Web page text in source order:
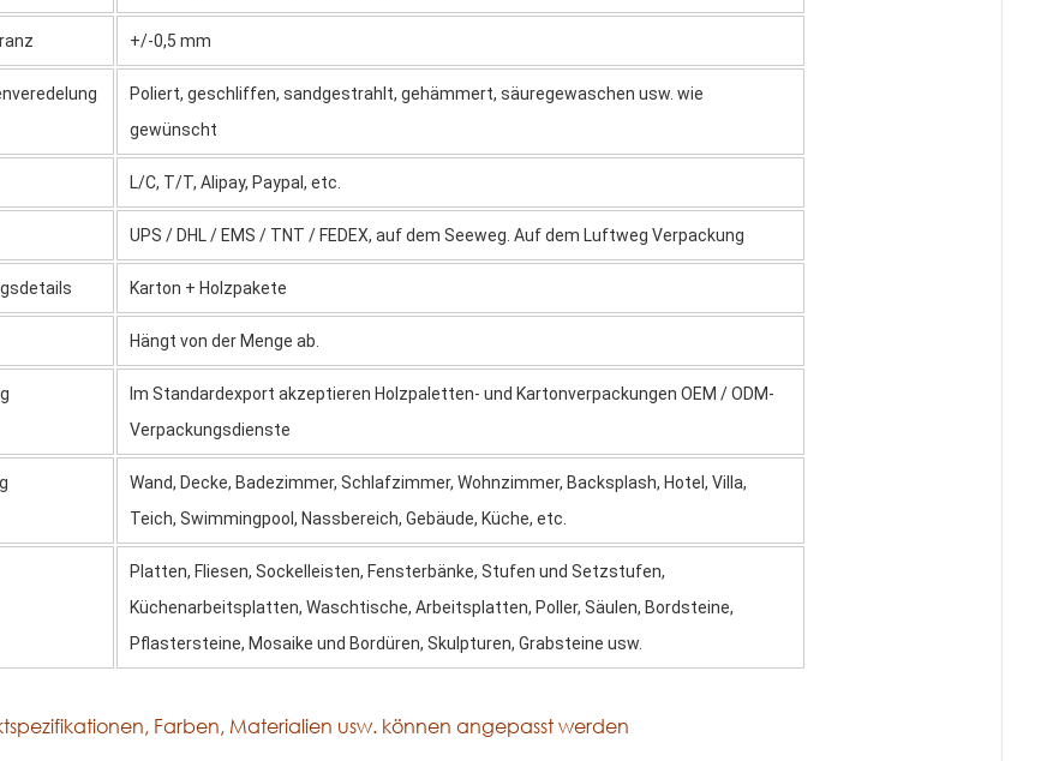
+/-0,5 mm
Poliert, geschliffen, sandgestrahlt, gehämmert, säuregewaschen usw. wie
gewünscht
L/C, T/T, Alipay, Paypal, etc.
UPS / DHL / EMS / TNT / FEDEX, auf dem Seeweg. Auf dem Luftweg Verpackung
Karton + Holzpakete
Hängt von der Menge ab.
Im Standardexport akzeptieren Holzpaletten- und Kartonverpackungen OEM / ODM-
Verpackungsdienste
Wand, Decke, Badezimmer, Schlafzimmer, Wohnzimmer, Backsplash, Hotel, Villa,
Teich, Swimmingpool, Nassbereich, Gebäude, Küche, etc.
Platten, Fliesen, Sockelleisten, Fensterbänke, Stufen und Setzstufen,
Küchenarbeitsplatten, Waschtische, Arbeitsplatten, Poller, Säulen, Bordsteine,
Pflastersteine, Mosaike und Bordüren, Skulpturen, Grabsteine ​​usw.
Farben, Materialien usw. können angepasst werden